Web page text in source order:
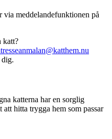
via meddelandefunktionen på
katt?
dig.
katterna har en sorglig
hitta trygga hem som passar